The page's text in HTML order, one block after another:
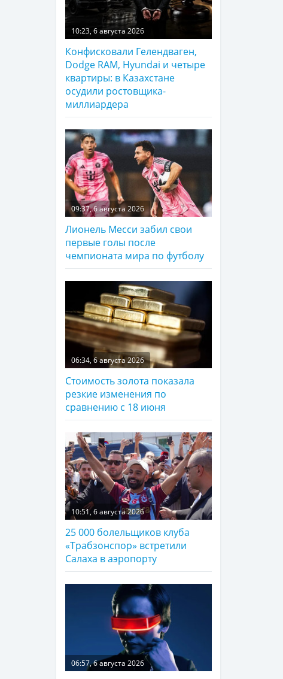
10:23, 6 августа 2026
Конфисковали Гелендваген,
Dodge RAM, Hyundai и четыре
квартиры: в Казахстане
осудили ростовщика-
миллиардера
09:37, 6 августа 2026
Лионель Месси забил свои
первые голы после
чемпионата мира по футболу
06:34, 6 августа 2026
Стоимость золота показала
резкие изменения по
сравнению с 18 июня
10:51, 6 августа 2026
25 000 болельщиков клуба
«Трабзонспор» встретили
Салаха в аэропорту
06:57, 6 августа 2026